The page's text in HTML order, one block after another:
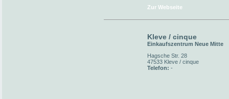
Zur Webseite
Kleve / cinque
Einkaufszentrum Neue Mitte
Hagsche Str. 28
47533 Kleve / cinque
Telefon: -